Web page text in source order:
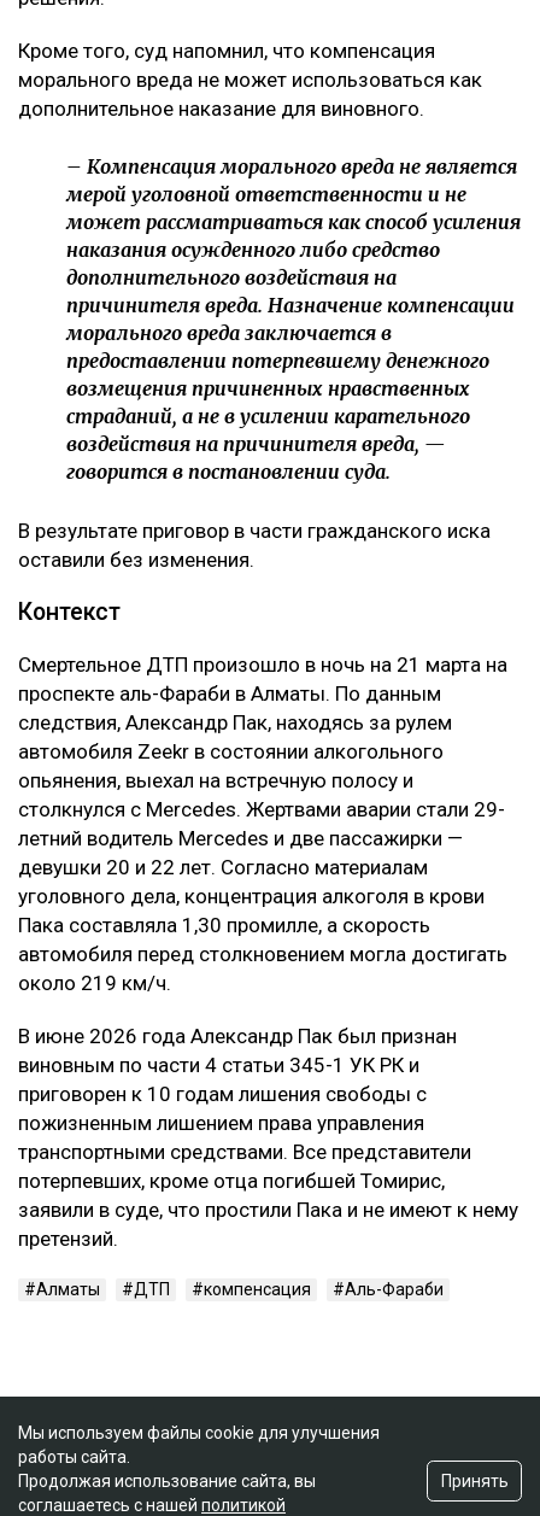
Кроме того, суд напомнил, что компенсация
морального вреда не может использоваться как
дополнительное наказание для виновного.
– Компенсация морального вреда не является
мерой уголовной ответственности и не
может рассматриваться как способ усиления
наказания осужденного либо средство
дополнительного воздействия на
причинителя вреда. Назначение компенсации
морального вреда заключается в
предоставлении потерпевшему денежного
возмещения причиненных нравственных
страданий, а не в усилении карательного
воздействия на причинителя вреда, —
говорится в постановлении суда.
В результате приговор в части гражданского иска
оставили без изменения.
Контекст
Смертельное ДТП произошло в ночь на 21 марта на
проспекте аль-Фараби в Алматы. По данным
следствия, Александр Пак, находясь за рулем
автомобиля Zeekr в состоянии алкогольного
опьянения, выехал на встречную полосу и
столкнулся с Mercedes. Жертвами аварии стали 29-
летний водитель Mercedes и две пассажирки —
девушки 20 и 22 лет. Согласно материалам
уголовного дела, концентрация алкоголя в крови
Пака составляла 1,30 промилле, а скорость
автомобиля перед столкновением могла достигать
около 219 км/ч.
В июне 2026 года Александр Пак был признан
виновным по части 4 статьи 345-1 УК РК и
приговорен к 10 годам лишения свободы с
пожизненным лишением права управления
транспортными средствами. Все представители
потерпевших, кроме отца погибшей Томирис,
заявили в суде, что простили Пака и не имеют к нему
претензий.
Алматы ДТП компенсация Аль-Фараби
Мы используем файлы cookie для улучшения
работы сайта.
Продолжая использование сайта, вы
соглашаетесь с нашей политикой
Принять